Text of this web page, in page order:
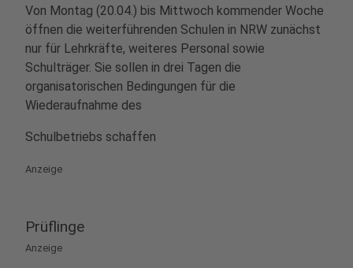
Von Montag (20.04.) bis Mittwoch kommender Woche
öffnen die weiterführenden Schulen in NRW zunächst
nur für Lehrkräfte, weiteres Personal sowie
Schulträger. Sie sollen in drei Tagen die
organisatorischen Bedingungen für die
Wiederaufnahme des
Schulbetriebs schaffen
Anzeige
Prüflinge
Anzeige